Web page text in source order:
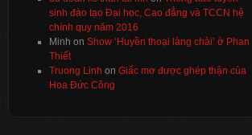
sinh đào tạo Đại học, Cao đẳng và TCCN hệ
chính quy năm 2016
Minh on Show ‘Huyền thoại làng chài’ ở Phan
Thiết
Truong Linh on Giấc mơ được ghép thận của
Hoa Đức Công